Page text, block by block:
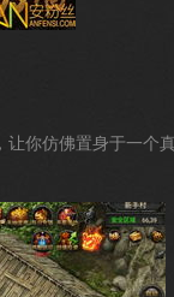
你仿佛置身于一个